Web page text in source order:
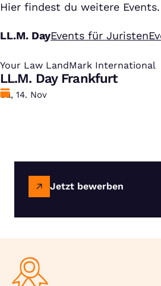
Hier findest du weitere Events.
LL.M. DayEvents für Juristen
Your Law LandMark International
:
LL.M. Day Frankfurt
Datum
Sa, 14. Nov
Jetzt bewerben